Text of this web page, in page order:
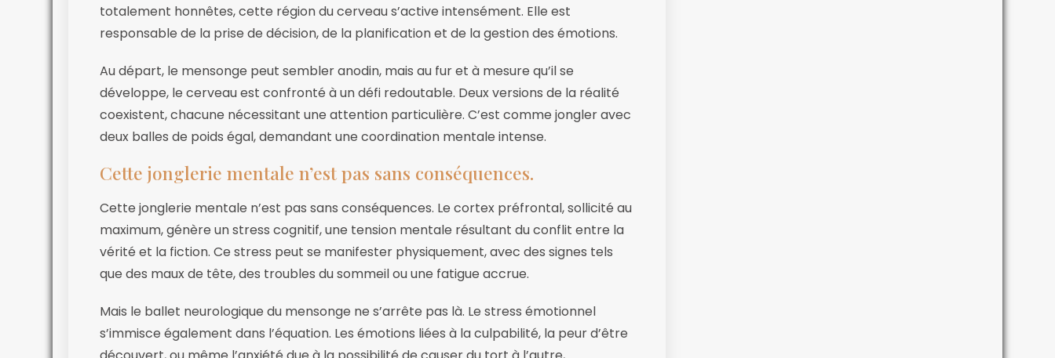
totalement honnêtes, cette région du cerveau s’active intensément. Elle est
responsable de la prise de décision, de la planification et de la gestion des émotions.
Au départ, le mensonge peut sembler anodin, mais au fur et à mesure qu’il se
développe, le cerveau est confronté à un défi redoutable. Deux versions de la réalité
coexistent, chacune nécessitant une attention particulière. C’est comme jongler avec
deux balles de poids égal, demandant une coordination mentale intense.
Cette jonglerie mentale n’est pas sans conséquences.
Cette jonglerie mentale n’est pas sans conséquences. Le cortex préfrontal, sollicité au
maximum, génère un stress cognitif, une tension mentale résultant du conflit entre la
vérité et la fiction. Ce stress peut se manifester physiquement, avec des signes tels
que des maux de tête, des troubles du sommeil ou une fatigue accrue.
Mais le ballet neurologique du mensonge ne s’arrête pas là. Le stress émotionnel
s’immisce également dans l’équation. Les émotions liées à la culpabilité, la peur d’être